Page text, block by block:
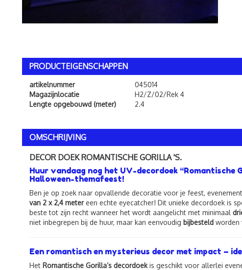
PRODUCTEIGENSCHAPPEN
artikelnummer
045014
Magazijnlocatie
H2/Z/02/Rek 4
Lengte opgebouwd (meter)
2.4
OMSCHRIJVING
DECOR DOEK ROMANTISCHE GORILLA 'S.
Huur vandaag nog het UV-decordoek
Halloween-themafeest!
Ben je op zoek naar opvallende decoratie voor je feest,
van 2 x 2,4 metereen echte eyecatcher! Dit unieke decordoek is
beste tot zijn recht wanneer het wordt aangelicht met minimaal
niet inbegrepen bij de huur, maar kan eenvoudig bijbesteld worden
Een romantisch en mysterieus decor met impact –
Het Romantische Gorilla’s decordoekis geschikt voor allerlei